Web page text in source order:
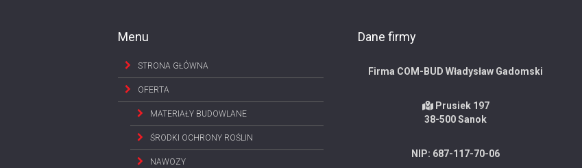
Menu
STRONA GŁÓWNA
OFERTA
MATERIAŁY BUDOWLANE
ŚRODKI OCHRONY ROŚLIN
NAWOZY
Dane firmy
Firma COM-BUD Władysław Gadomski
Prusiek 197
38-500 Sanok
NIP: 687-117-70-06